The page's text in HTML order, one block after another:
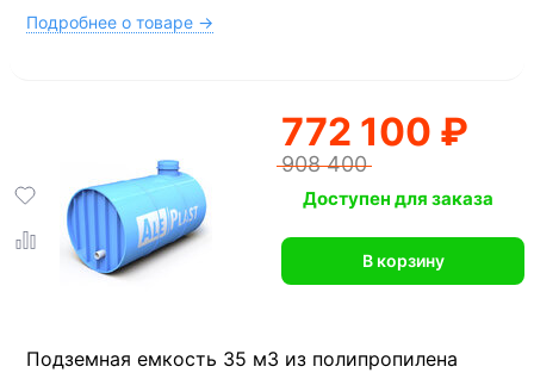
Подробнее о товаре →
Подземная емкость 35 м3 из полипропилена
772 100 ₽
908 400
Доступен для заказа
В корзину